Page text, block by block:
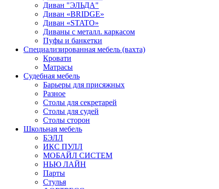
Диван "ЭЛЬДА"
Диван «BRIDGE»
Диван «STATO»
Диваны с металл. каркасом
Пуфы и банкетки
Специализированная мебель (вахта)
Кровати
Матрасы
Судебная мебель
Барьеры для присяжных
Разное
Столы для секретарей
Столы для судей
Столы сторон
Школьная мебель
БЭЛЛ
ИКС ПУЛЛ
МОБАЙЛ СИСТЕМ
НЬЮ ЛАЙН
Парты
Стулья